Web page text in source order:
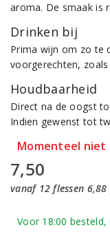
aroma. De smaak is
Drinken bij
Prima wijn om zo te
voorgerechten,
Houdbaarheid
Direct na de oogst
Indien gewenst tot
Momenteel niet
7,50
vanaf 12 flessen
Voor 18:00